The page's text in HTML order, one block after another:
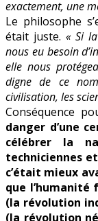
exactement, une
Le philosophe
était juste. « Si
nous eu besoin
elle nous
digne de ce
civilisation, les
Conséquence
danger d’une
célébrer la
techniciennes
c’était mieux
que l’humanité
(la révolution
(la révolution